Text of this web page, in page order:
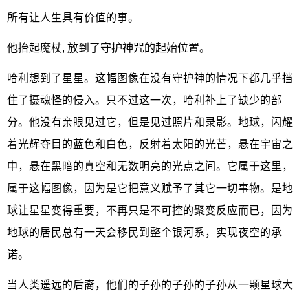
所有让人生具有价值的事。
他抬起魔杖, 放到了守护神咒的起始位置。
哈利想到了星星。这幅图像在没有守护神的情况下都几乎挡
住了摄魂怪的侵入。只不过这一次，哈利补上了缺少的部
分。他没有亲眼见过它，但是见过照片和录影。地球，闪耀
着光辉夺目的蓝色和白色，反射着太阳的光芒，悬在宇宙之
中，悬在黑暗的真空和无数明亮的光点之间。它属于这里，
属于这幅图像，因为是它把意义赋予了其它一切事物。是地
球让星星变得重要，不再只是不可控的聚变反应而已，因为
地球的居民总有一天会移民到整个银河系，实现夜空的承
诺。
当人类遥远的后裔，他们的子孙的子孙的子孙从一颗星球大